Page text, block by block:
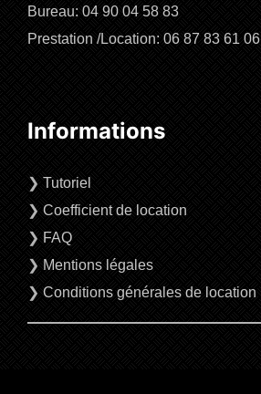
Bureau: 04 90 04 58 83
Prestation /Location: 06 87 83 61 06
Informations
❯ Tutoriel
❯ Coefficient de location
❯ FAQ
❯ Mentions légales
❯ Conditions générales de location